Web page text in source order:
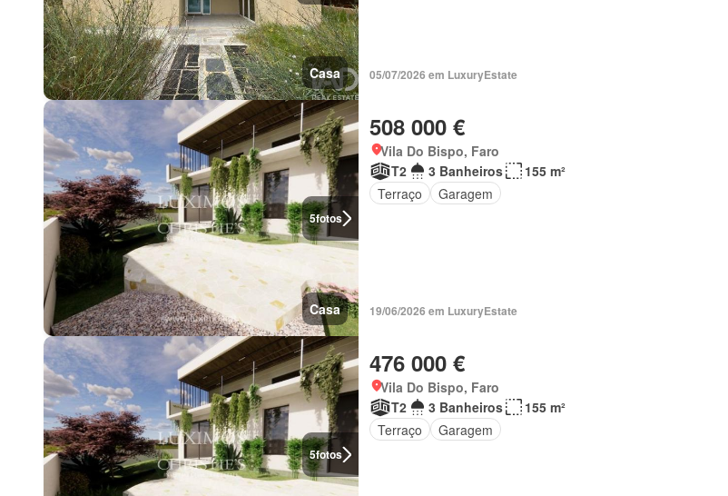
Casa 05/07/2026 em LuxuryEstate
5fotos
Casa
508 000 €
Vila Do Bispo, Faro
T2
3 Banheiros
155 m²
Terraço
Garagem
19/06/2026 em LuxuryEstate
5fotos
476 000 €
Vila Do Bispo, Faro
T2
3 Banheiros
155 m²
Terraço
Garagem